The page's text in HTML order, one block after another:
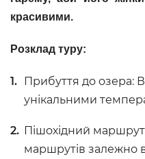
красивими.
Розклад туру:
Прибуття до озера:
унікальними
Пішохідний
маршрутів залежно